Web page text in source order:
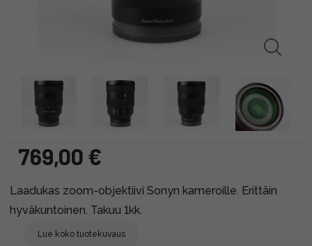
769,00 €
Laadukas zoom-objektiivi Sonyn kameroille. Erittäin
hyväkuntoinen. Takuu 1kk.
Lue koko tuotekuvaus